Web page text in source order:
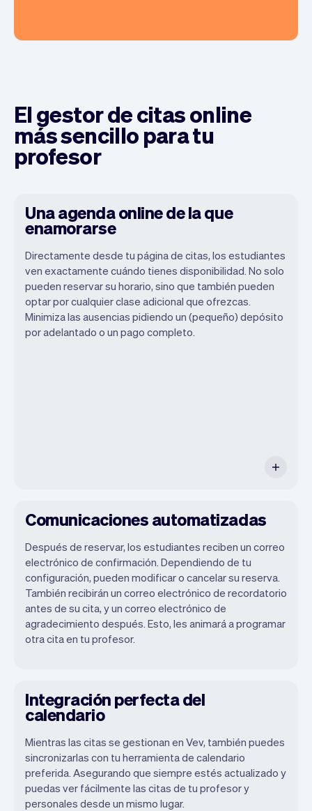
El gestor de citas online
más sencillo para tu
profesor
Una agenda online de la que
enamorarse
Directamente desde tu página de citas, los estudiantes
ven exactamente cuándo tienes disponibilidad. No solo
pueden reservar su horario, sino que también pueden
optar por cualquier clase adicional que ofrezcas.
Minimiza las ausencias pidiendo un (pequeño) depósito
por adelantado o un pago completo.
Nuestro objetivo es permitirte
concentrarte en tu talento. Vev se
encargará del resto. Obtendrás tu propio
sitio web, nosotros nos encargaremos de
los recordatorios, pagos y mucho más.
Comunicaciones automatizadas
Después de reservar, los estudiantes reciben un correo
electrónico de confirmación. Dependiendo de tu
configuración, pueden modificar o cancelar su reserva.
También recibirán un correo electrónico de recordatorio
antes de su cita, y un correo electrónico de
agradecimiento después. Esto, les animará a programar
otra cita en tu profesor.
Integración perfecta del
calendario
Mientras las citas se gestionan en Vev, también puedes
sincronizarlas con tu herramienta de calendario
preferida. Asegurando que siempre estés actualizado y
puedas ver fácilmente las citas de tu profesor y
personales desde un mismo lugar.